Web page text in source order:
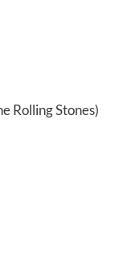
Rolling Stones)